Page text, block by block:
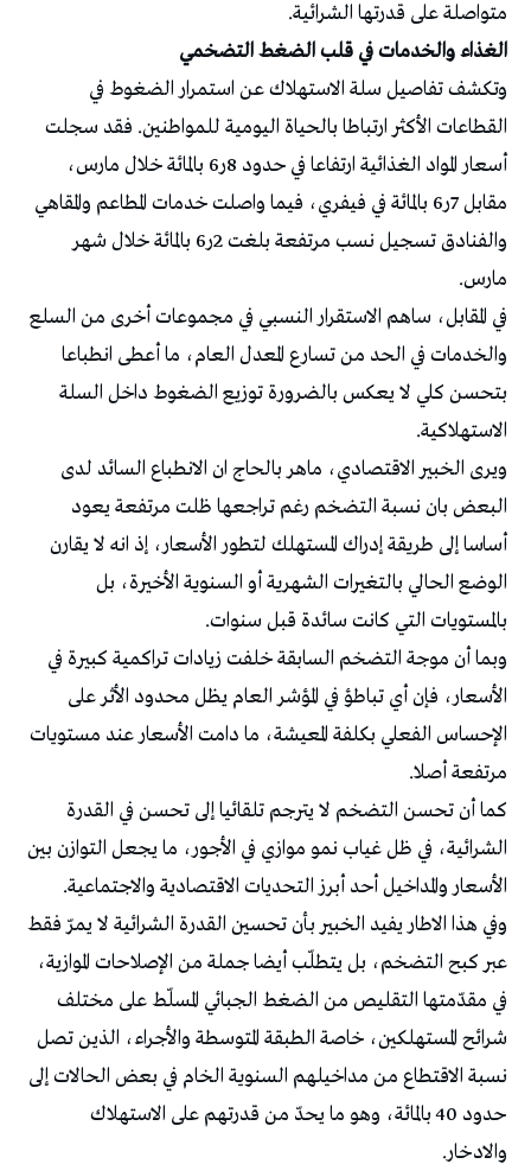
متواصلة على قدرتها الشرائية.
الغذاء والخدمات في قلب الضغط التضخمي
وتكشف تفاصيل سلة الاستهلاك عن استمرار الضغوط في
القطاعات الأكثر ارتباطا بالحياة اليومية للمواطنين. فقد سجلت
أسعار المواد الغذائية ارتفاعا في حدود 8ر6 بالمائة خلال مارس،
مقابل 7ر6 بالمائة في فيفري، فيما واصلت خدمات المطاعم والمقاهي
والفنادق تسجيل نسب مرتفعة بلغت 2ر6 بالمائة خلال شهر
مارس.
في المقابل، ساهم الاستقرار النسبي في مجموعات أخرى من السلع
والخدمات في الحد من تسارع المعدل العام، ما أعطى انطباعا
بتحسن كلي لا يعكس بالضرورة توزيع الضغوط داخل السلة
الاستهلاكية.
ويرى الخبير الاقتصادي، ماهر بالحاج ان الانطباع السائد لدى
البعض بان نسبة التضخم رغم تراجعها ظلت مرتفعة يعود
أساسا إلى طريقة إدراك المستهلك لتطور الأسعار، إذ انه لا يقارن
الوضع الحالي بالتغيرات الشهرية أو السنوية الأخيرة، بل
بالمستويات التي كانت سائدة قبل سنوات.
وبما أن موجة التضخم السابقة خلفت زيادات تراكمية كبيرة في
الأسعار، فإن أي تباطؤ في المؤشر العام يظل محدود الأثر على
الإحساس الفعلي بكلفة المعيشة، ما دامت الأسعار عند مستويات
مرتفعة أصلا.
كما أن تحسن التضخم لا يترجم تلقائيا إلى تحسن في القدرة
الشرائية، في ظل غياب نمو موازي في الأجور، ما يجعل التوازن بين
الأسعار والمداخيل أحد أبرز التحديات الاقتصادية والاجتماعية.
وفي هذا الاطار يفيد الخبير بأن تحسين القدرة الشرائية لا يمرّ فقط
عبر كبح التضخم، بل يتطلّب أيضا جملة من الإصلاحات الموازية،
في مقدّمتها التقليص من الضغط الجبائي المسلّط على مختلف
شرائح المستهلكين، خاصة الطبقة المتوسطة والأجراء، الذين تصل
نسبة الاقتطاع من مداخيلهم السنوية الخام في بعض الحالات إلى
حدود 40 بالمائة، وهو ما يحدّ من قدرتهم على الاستهلاك
والادخار.